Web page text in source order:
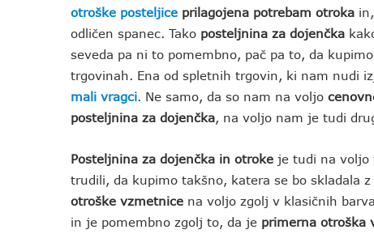
otroške posteljice prilagojena potrebam otroka
odličen spanec. Tako posteljnina za dojenčka
seveda pa ni to pomembno, pač pa to, da
trgovinah. Ena od spletnih trgovin, ki nam nudi
mali vragci. Ne samo, da so nam na voljo
posteljnina za dojenčka, na voljo nam je tudi
Posteljnina za dojenčka in otroke je tudi na voljo
trudili, da kupimo takšno, katera se bo skladala
otroške vzmetnice na voljo zgolj v klasičnih
in je pomembno zgolj to, da je primerna otroška